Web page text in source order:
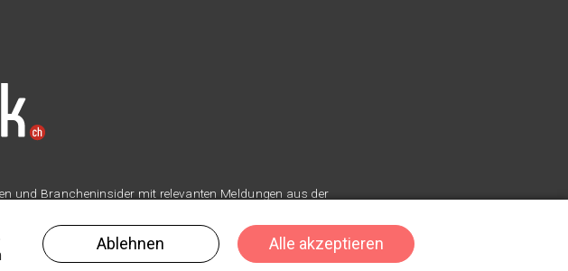
und Brancheninsider mit relevanten Meldungen aus der